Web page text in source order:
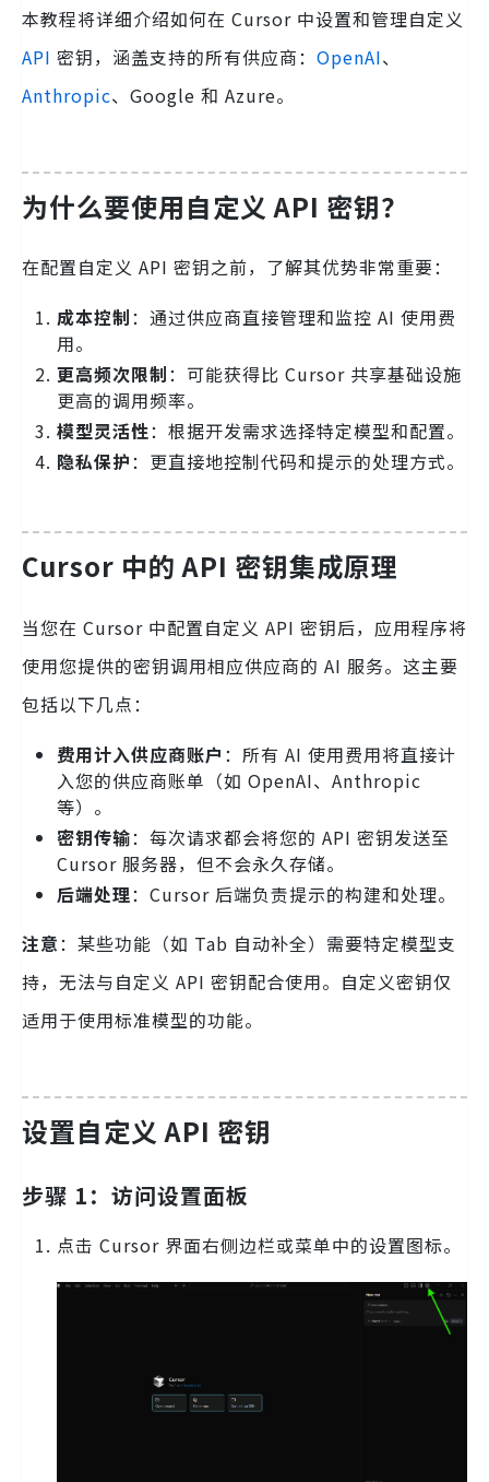
本教程将详细介绍如何在 Cursor 中设置和管理自定义
API 密钥，涵盖支持的所有供应商： OpenAI、
Anthropic、Google 和 Azure。
为什么要使用自定义 API 密钥？
在配置自定义 API 密钥之前，了解其优势非常重要：
成本控制：通过供应商直接管理和监控 AI 使用费
用。
更高频次限制：可能获得比 Cursor 共享基础设施
更高的调用频率。
模型灵活性：根据开发需求选择特定模型和配置。
隐私保护：更直接地控制代码和提示的处理方式。
Cursor 中的 API 密钥集成原理
当您在 Cursor 中配置自定义 API 密钥后，应用程序将
使用您提供的密钥调用相应供应商的 AI 服务。这主要
包括以下几点：
费用计入供应商账户 ：所有 AI 使用费用将直接计
入您的供应商账单（如 OpenAI、Anthropic
等）。
密钥传输：每次请求都会将您的 API 密钥发送至
Cursor 服务器，但不会永久存储。
后端处理：Cursor 后端负责提示的构建和处理。
注意：某些功能（如 Tab 自动补全）需要特定模型支
持，无法与自定义 API 密钥配合使用。自定义密钥仅
适用于使用标准模型的功能。
设置自定义 API 密钥
步骤 1：访问设置面板
点击 Cursor 界面右侧边栏或菜单中的设置图标。